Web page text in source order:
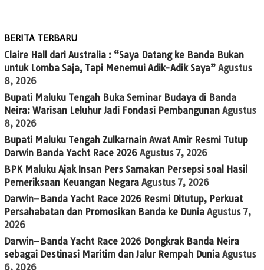
BERITA TERBARU
Claire Hall dari Australia : “Saya Datang ke Banda Bukan
untuk Lomba Saja, Tapi Menemui Adik-Adik Saya” Agustus
8, 2026
Bupati Maluku Tengah Buka Seminar Budaya di Banda
Neira: Warisan Leluhur Jadi Fondasi Pembangunan Agustus
8, 2026
Bupati Maluku Tengah Zulkarnain Awat Amir Resmi Tutup
Darwin Banda Yacht Race 2026 Agustus 7, 2026
BPK Maluku Ajak Insan Pers Samakan Persepsi soal Hasil
Pemeriksaan Keuangan Negara Agustus 7, 2026
Darwin–Banda Yacht Race 2026 Resmi Ditutup, Perkuat
Persahabatan dan Promosikan Banda ke Dunia Agustus 7,
2026
Darwin–Banda Yacht Race 2026 Dongkrak Banda Neira
sebagai Destinasi Maritim dan Jalur Rempah Dunia Agustus
6, 2026